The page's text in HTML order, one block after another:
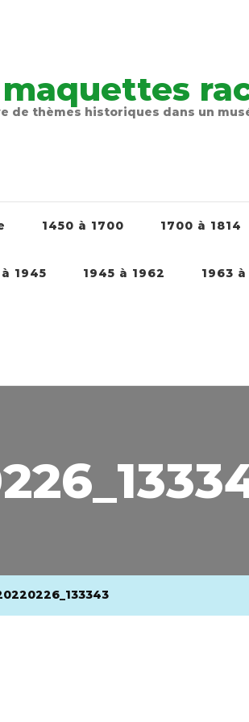
maquettes
thèmes historiques dans un
1450 à 1700 1700 à 1814
1945 1945 à 1962 1963